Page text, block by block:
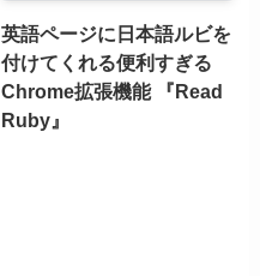
英語ページに日本語ルビを
付けてくれる便利すぎる
Chrome拡張機能 『Read
Ruby』